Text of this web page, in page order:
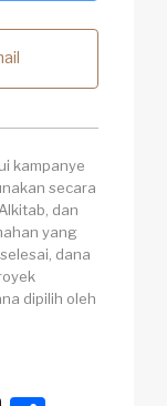
kampanye
secara
dan
yang
dana
dipilih oleh